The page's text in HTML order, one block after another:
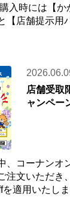
【店舗提示用
店舗受取
ャンペー
、コーナンオ
注文いただき
します！ この機会に